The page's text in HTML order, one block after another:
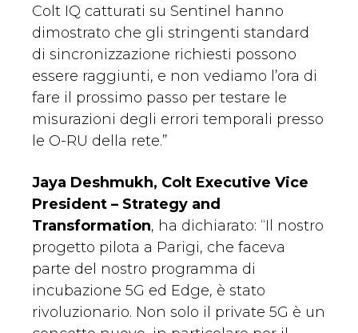
Colt IQ catturati su Sentinel hanno
dimostrato che gli stringenti standard
di sincronizzazione richiesti possono
essere raggiunti, e non vediamo l’ora di
fare il prossimo passo per testare le
misurazioni degli errori temporali presso
le O-RU della rete.”
Jaya Deshmukh, Colt Executive Vice
President – Strategy and
Transformation, ha dichiarato: “Il nostro
progetto pilota a Parigi, che faceva
parte del nostro programma di
incubazione 5G ed Edge, è stato
rivoluzionario. Non solo il private 5G è un